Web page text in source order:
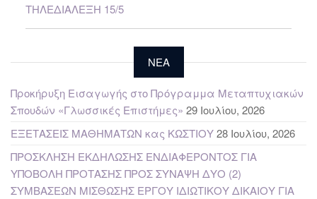
ΤΗΛΕΔΙΑΛΕΞΗ 15/5
NEA
Προκήρυξη Εισαγωγής στο Πρόγραμμα Μεταπτυχιακών
Σπουδών «Γλωσσικές Επιστήμες» 29 Ιουλίου, 2026
ΕΞΕΤΑΣΕΙΣ ΜΑΘΗΜΑΤΩΝ κας ΚΩΣΤΙΟΥ28 Ιουλίου, 2026
ΠΡΟΣΚΛΗΣΗ ΕΚΔΗΛΩΣΗΣ ΕΝΔΙΑΦΕΡΟΝΤΟΣ ΓΙΑ
ΥΠΟΒΟΛΗ ΠΡΟΤΑΣΗΣ ΠΡΟΣ ΣΥΝΑΨΗ ΔΥΟ (2)
ΣΥΜΒΑΣΕΩΝ ΜΙΣΘΩΣΗΣ ΕΡΓΟΥ ΙΔΙΩΤΙΚΟΥ ΔΙΚΑΙΟΥ ΓΙΑ